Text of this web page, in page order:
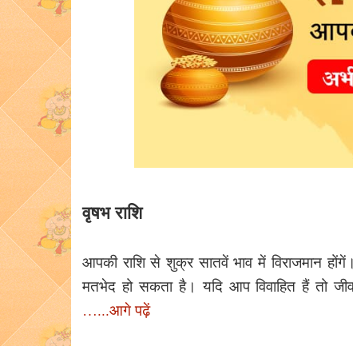
वृषभ राशि
आपकी राशि से शुक्र सातवें भाव में विराजमान
मतभेद हो सकता है। यदि आप विवाहित हैं तो
…...आगे पढ़ें